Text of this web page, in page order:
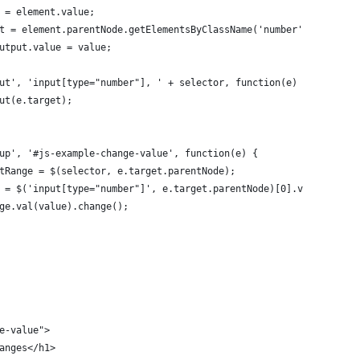
= element.value;
= element.parentNode.getElementsByClassName('number')[0]
output.value = value;
'input[type="number"], ' + selector, function(e) {
'#js-example-change-value', function(e) {
= $(selector, e.target.parentNode);
= $('input[type="number"]', e.target.parentNode)[0].value;
value">
h1>